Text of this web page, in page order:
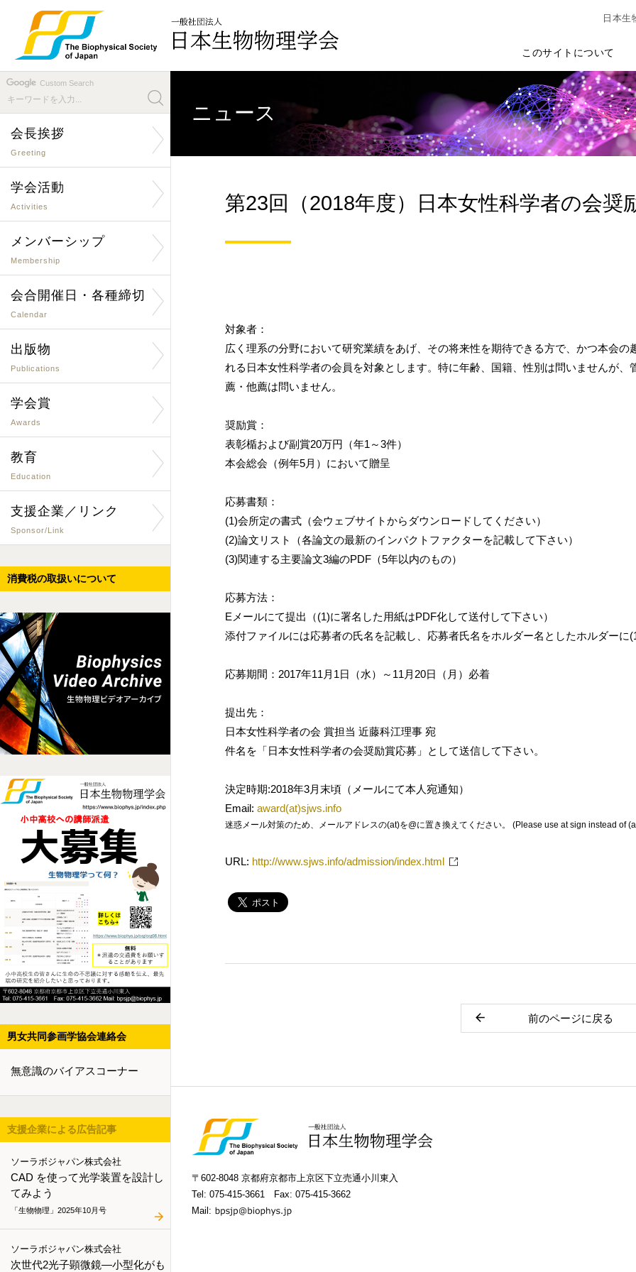
日本生
このサイトについて
Custom Search
会長挨拶
Greeting
学会活動
Activities
メンバーシップ
Membership
会合開催日・各種締切
Calendar
出版物
Publications
学会賞
Awards
教育
Education
支援企業／リンク
Sponsor/Link
消費税の取扱いについて
男女共同参画学協会連絡会
無意識のバイアスコーナー
支援企業による広告記事
ソーラボジャパン株式会社
CAD を使って光学装置を設計し
てみよう
「生物物理」2025年10月号
ソーラボジャパン株式会社
次世代2光子顕微鏡―小型化がも
ニュース
第23回（2018年度）日本女性科学者の会奨
対象者：
広く理系の分野において研究業績をあげ、その将来性を期待できる方で、かつ本会
れる日本女性科学者の会員を対象とします。特に年齢、国籍、性別は問いませんが
薦・他薦は問いません。
奨励賞：
表彰楯および副賞20万円（年1～3件）
本会総会（例年5月）において贈呈
応募書類：
(1)会所定の書式（会ウェブサイトからダウンロードしてください）
(2)論文リスト（各論文の最新のインパクトファクターを記載して下さい）
(3)関連する主要論文3編のPDF（5年以内のもの）
応募方法：
Eメールにて提出（(1)に署名した用紙はPDF化して送付して下さい）
添付ファイルには応募者の氏名を記載し、応募者氏名をホルダー名としたホルダー
応募期間：2017年11月1日（水）～11月20日（月）必着
提出先：
日本女性科学者の会 賞担当 近藤科江理事 宛
件名を「日本女性科学者の会奨励賞応募」として送信して下さい。
決定時期:2018年3月末頃（メールにて本人宛通知）
Email: award(at)sjws.info
迷惑メール対策のため、メールアドレスの(at)を@に置き換えてください。 (Please use at sign instead of
URL: http://www.sjws.info/admission/index.html
前のページに戻る
〒602-8048 京都府京都市上京区下立売通小川東入
Tel: 075-415-3661 Fax: 075-415-3662
Mail: